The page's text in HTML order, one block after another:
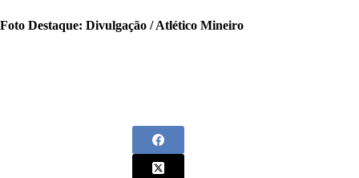
Foto Destaque: Divulgação / Atlético Mineiro